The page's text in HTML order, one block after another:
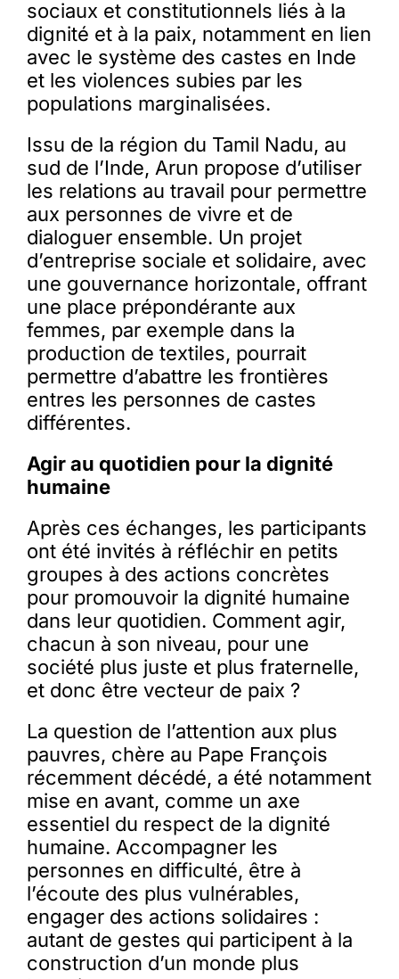
sociaux et constitutionnels liés à la
dignité et à la paix, notamment en lien
avec le système des castes en Inde
et les violences subies par les
populations marginalisées.
Issu de la région du Tamil Nadu, au
sud de l’Inde, Arun propose d’utiliser
les relations au travail pour permettre
aux personnes de vivre et de
dialoguer ensemble. Un projet
d’entreprise sociale et solidaire, avec
une gouvernance horizontale, offrant
une place prépondérante aux
femmes, par exemple dans la
production de textiles, pourrait
permettre d’abattre les frontières
entres les personnes de castes
différentes.
Agir au quotidien pour la dignité
humaine
Après ces échanges, les participants
ont été invités à réfléchir en petits
groupes à des actions concrètes
pour promouvoir la dignité humaine
dans leur quotidien. Comment agir,
chacun à son niveau, pour une
société plus juste et plus fraternelle,
et donc être vecteur de paix ?
La question de l’attention aux plus
pauvres, chère au Pape François
récemment décédé, a été notamment
mise en avant, comme un axe
essentiel du respect de la dignité
humaine. Accompagner les
personnes en difficulté, être à
l’écoute des plus vulnérables,
engager des actions solidaires :
autant de gestes qui participent à la
construction d’un monde plus